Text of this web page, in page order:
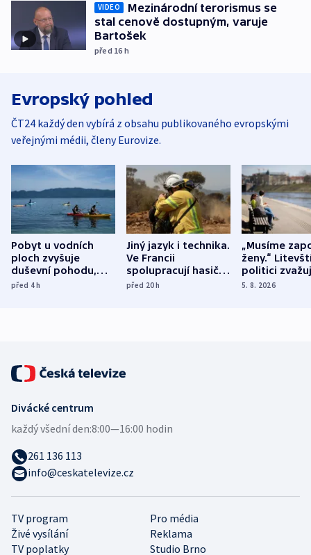
VIDEO
Mezinárodní terorismus se
stal cenově dostupným, varuje
Bartošek
před 16 h
Evropský pohled
ČT24 každý den vybírá z obsahu publikovaného evropskými
veřejnými médii, členy Eurovize.
Pobyt u vodních
ploch zvyšuje
duševní pohodu,
ukázala
před 4h
Jiný jazyk i technika.
Ve Francii
spolupracují hasiči z
různých zemí
před 20h
„Musíme
ženy.“
politici
dohodu o
5. 8. 2026
TV program
Pro média
Živé vysílání
Reklama
TV poplatky
Studio Brno
Divácké centrum
každý všední den:8:00—16:00 hodin
261 136 113
info@ceskatelevize.cz